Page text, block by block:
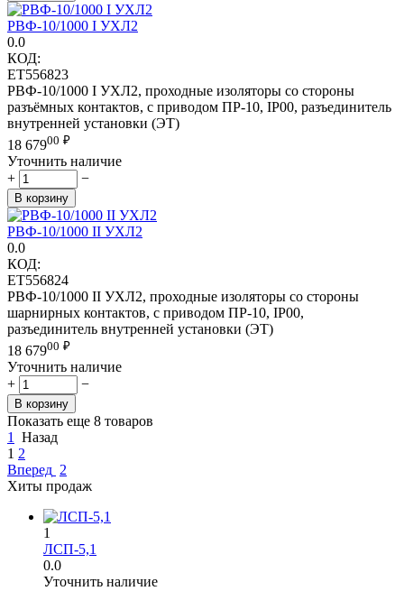
РВФ-10/1000 I УХЛ2
0.0
КОД:
ET556823
РВФ-10/1000 I УХЛ2, проходные изоляторы со стороны
разъёмных контактов, с приводом ПР-10, IP00, разъединитель
внутренней установки (ЭТ)
18 67900 ₽
Уточнить наличие
+
−
В корзину
РВФ-10/1000 II УХЛ2
0.0
КОД:
ET556824
РВФ-10/1000 II УХЛ2, проходные изоляторы со стороны
шарнирных контактов, с приводом ПР-10, IP00,
разъединитель внутренней установки (ЭТ)
18 67900 ₽
Уточнить наличие
+
−
В корзину
Показать еще 8 товаров
1 Назад
1 2
Вперед 2
Хиты продаж
1
ЛСП-5,1
0.0
Уточнить наличие